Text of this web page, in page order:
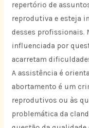
repertório de
reprodutiva e esteja
desses profissionais.
influenciada por
acarretam
A assistência é
abortamento é um
reprodutivos ou às
problemática da